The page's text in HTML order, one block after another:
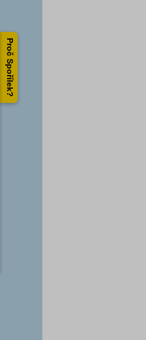
Proč Spořílek?